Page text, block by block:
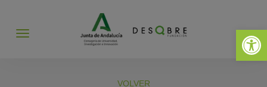
Abrir
Abrir
VOLVER